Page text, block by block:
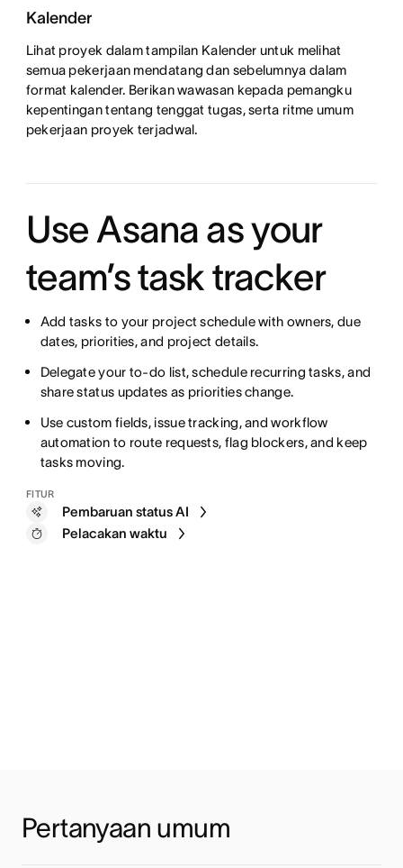
Kalender
Lihat proyek dalam tampilan Kalender untuk melihat
semua pekerjaan mendatang dan sebelumnya dalam
format kalender. Berikan wawasan kepada pemangku
kepentingan tentang tenggat tugas, serta ritme umum
pekerjaan proyek terjadwal.
Use Asana as your
team’s task tracker
Add tasks to your project schedule with owners, due
dates, priorities, and project details.
Delegate your to-do list, schedule recurring tasks, and
share status updates as priorities change.
Use custom fields, issue tracking, and workflow
automation to route requests, flag blockers, and keep
tasks moving.
FITUR
Pembaruan status AI
Pelacakan waktu
Pertanyaan umum